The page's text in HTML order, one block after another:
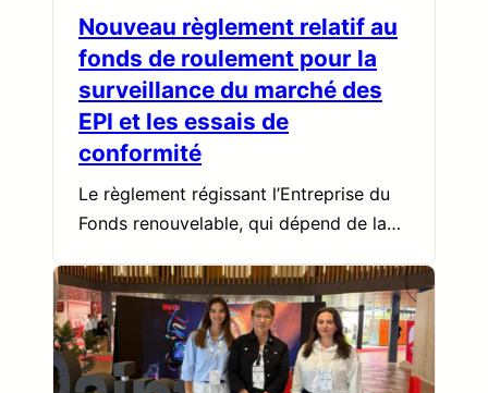
Nouveau règlement relatif au
fonds de roulement pour la
surveillance du marché des
EPI et les essais de
conformité
Le règlement régissant l’Entreprise du
Fonds renouvelable, qui dépend de la…